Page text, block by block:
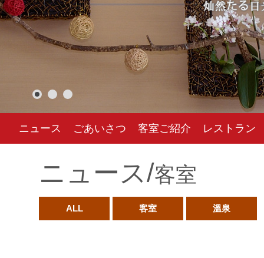
ニュース ごあいさつ 客室ご紹介 レストラン
ニュース/客室
ALL 客室 溫泉